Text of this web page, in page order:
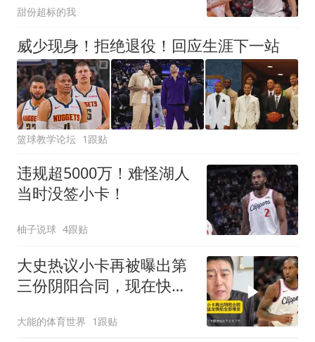
甜份超标的我
威少现身！拒绝退役！回应生涯下一站
篮球教学论坛 1跟贴
违规超5000万！难怪湖人
当时没签小卡！
柚子说球 4跟贴
大史热议小卡再被曝出第
三份阴阳合同，现在快船
大能的体育世界 1跟贴